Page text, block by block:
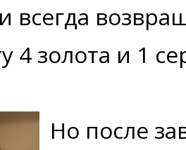
всегда
4 золота и 1
Но после